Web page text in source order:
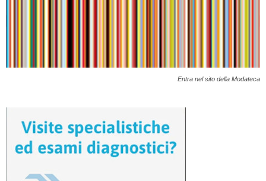
Entra nel sito della Modateca